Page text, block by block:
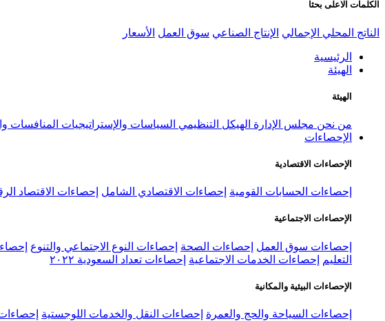
الكلمات الاعلى بحثا
الناتج المحلي الإجمالي الإنتاج الصناعي سوق العمل الأسعار
الرئيسية
الهيئة
الهيئة
من نحن مجلس الإدارة الهيكل التنظيمي السياسات والإستراتيجيات المنافسات
الإحصاءات
الإحصاءات الاقتصادية
إحصاءات الحسابات القومية إحصاءات الاقتصادي الشامل إحصاءات الاقتصاد
الإحصاءات الاجتماعية
إحصاءات سوق العمل إحصاءات الصحة إحصاءات النوع الاجتماعي والتنوع
التعليم
إحصاءات الخدمات الاجتماعية إحصاءات تعداد السعودية ٢٠٢٢
الإحصاءات البيئية والمكانية
إحصاءات السياحة والحج والعمرة إحصاءات النقل والخدمات اللوجستية إحصاءات